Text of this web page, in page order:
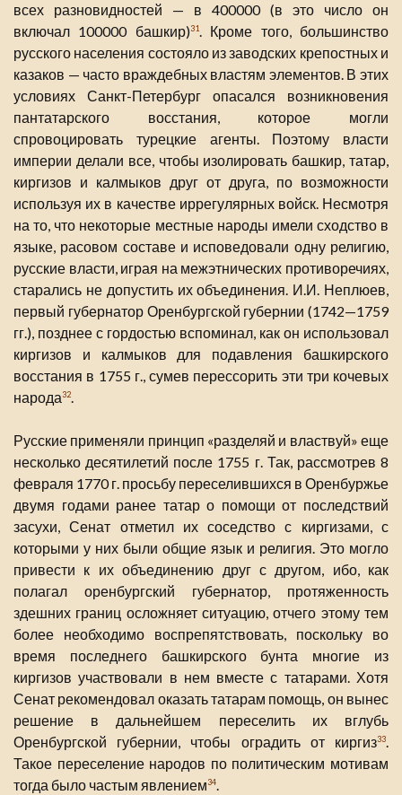
всех разновидностей — в 400000 (в это число он
включал 100000 башкир)31. Кроме того, большинство
русского населения состояло из заводских крепостных и
казаков — часто враждебных властям элементов. В этих
условиях Санкт-Петербург опасался возникновения
пантатарского восстания, которое могли
спровоцировать турецкие агенты. Поэтому власти
империи делали все, чтобы изолировать башкир, татар,
киргизов и калмыков друг от друга, по возможности
используя их в качестве иррегулярных войск. Несмотря
на то, что некоторые местные народы имели сходство в
языке, расовом составе и исповедовали одну религию,
русские власти, играя на межэтнических противоречиях,
старались не допустить их объединения. И.И. Неплюев,
первый губернатор Оренбургской губернии (1742—1759
гг.), позднее с гордостью вспоминал, как он использовал
киргизов и калмыков для подавления башкирского
восстания в 1755 г., сумев перессорить эти три кочевых
народа32.
Русские применяли принцип «разделяй и властвуй» еще
несколько десятилетий после 1755 г. Так, рассмотрев 8
февраля 1770 г. просьбу переселившихся в Оренбуржье
двумя годами ранее татар о помощи от последствий
засухи, Сенат отметил их соседство с киргизами, с
которыми у них были общие язык и религия. Это могло
привести к их объединению друг с другом, ибо, как
полагал оренбургский губернатор, протяженность
здешних границ осложняет ситуацию, отчего этому тем
более необходимо воспрепятствовать, поскольку во
время последнего башкирского бунта многие из
киргизов участвовали в нем вместе с татарами. Хотя
Сенат рекомендовал оказать татарам помощь, он вынес
решение в дальнейшем переселить их вглубь
Оренбургской губернии, чтобы оградить от киргиз33.
Такое переселение народов по политическим мотивам
тогда было частым явлением34.